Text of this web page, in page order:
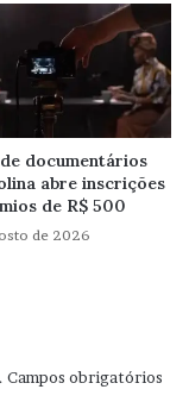
documentários
abre inscrições
de R$ 500
de 2026
Campos obrigatórios